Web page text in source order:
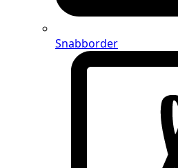
Snabborder